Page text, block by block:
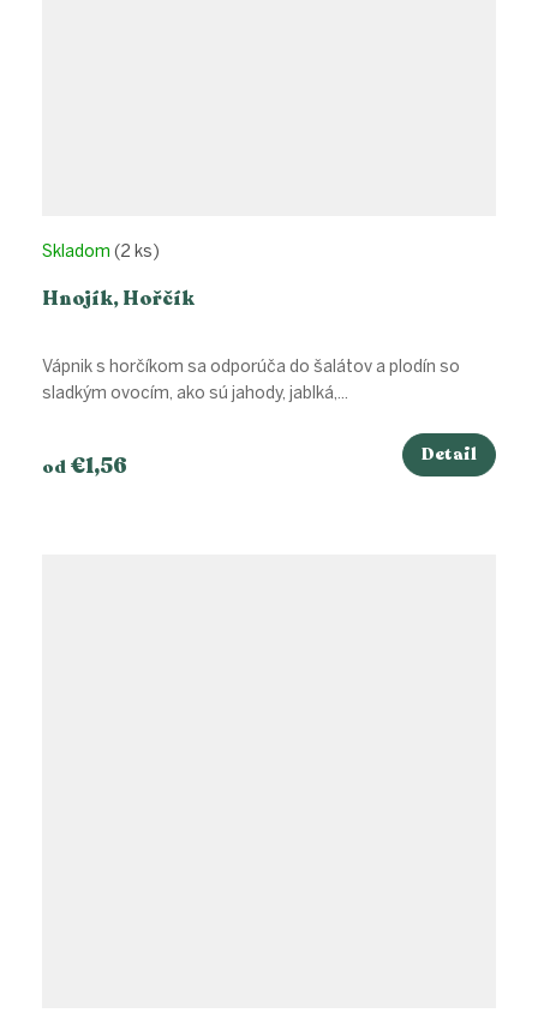
Hnojík, Hořčík
Skladom (2 ks)
od €1,56 Detail
Vápnik s horčíkom sa odporúča do šalátov a plodín so
sladkým ovocím, ako sú jahody, jablká,...